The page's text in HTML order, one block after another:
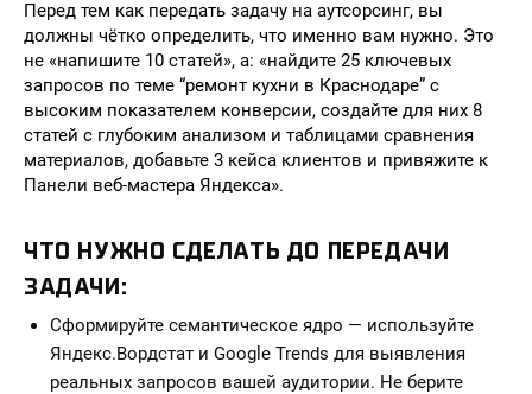
Перед тем как передать задачу на аутсорсинг, вы
должны чётко определить, что именно вам нужно. Это
не «напишите 10 статей», а: «найдите 25 ключевых
запросов по теме “ремонт кухни в Краснодаре” с
высоким показателем конверсии, создайте для них 8
статей с глубоким анализом и таблицами сравнения
материалов, добавьте 3 кейса клиентов и привяжите к
Панели веб-мастера Яндекса».
ЧТО НУЖНО СДЕЛАТЬ ДО ПЕРЕДАЧИ
ЗАДАЧИ:
Сформируйте семантическое ядро — используйте
Яндекс.Вордстат и Google Trends для выявления
реальных запросов вашей аудитории. Не берите